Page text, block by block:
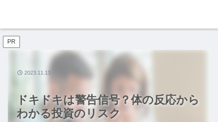
PR
ドキドキは警告信号？体の反応から
わかる投資のリスク
2023.11.13